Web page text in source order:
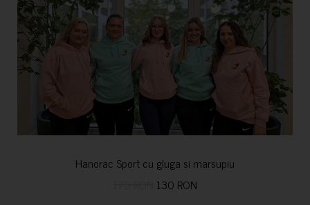
Hanorac Sport cu gluga si marsupiu
130 RON